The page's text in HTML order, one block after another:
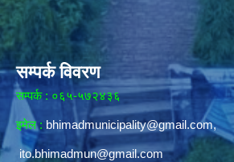
सम्पर्क विवरण
सम्पर्क : ०६५-५७२४३६
इमेल : bhimadmunicipality@gmail.com,
ito.bhimadmun@gmail.com